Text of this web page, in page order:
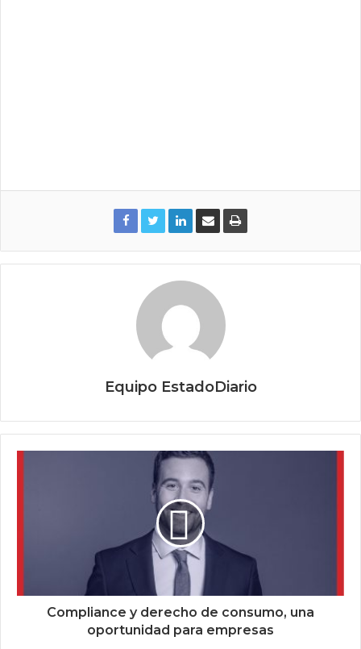
Equipo EstadoDiario
Compliance y derecho de consumo, una
oportunidad para empresas